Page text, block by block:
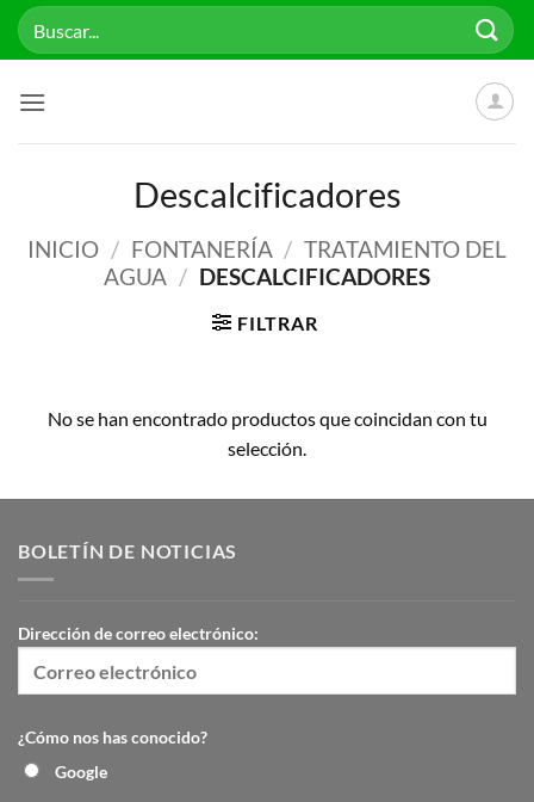
Saltar
Buscar
por:
Descalcificadores
INICIO / FONTANERÍA / TRATAMIENTO DEL
AGUA / DESCALCIFICADORES
FILTRAR
No se han encontrado productos que coincidan con tu
selección.
BOLETÍN DE NOTICIAS
Dirección de correo electrónico:
¿Cómo nos has conocido?
Google